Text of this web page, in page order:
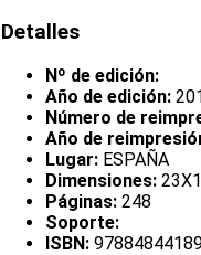
Detalles
Nº de edición:
Año de edición:
Número de
Año de
Lugar: ESPAÑA
Dimensiones:
Páginas: 248
Soporte:
ISBN: